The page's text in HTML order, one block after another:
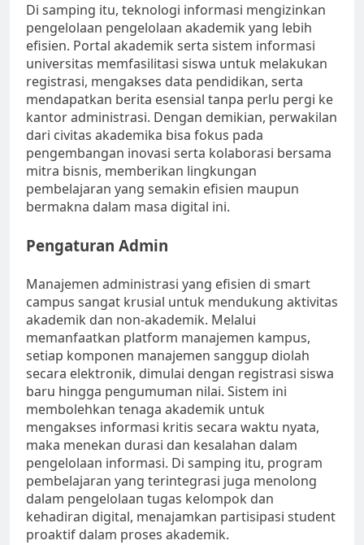
Di samping itu, teknologi informasi mengizinkan
pengelolaan pengelolaan akademik yang lebih
efisien. Portal akademik serta sistem informasi
universitas memfasilitasi siswa untuk melakukan
registrasi, mengakses data pendidikan, serta
mendapatkan berita esensial tanpa perlu pergi ke
kantor administrasi. Dengan demikian, perwakilan
dari civitas akademika bisa fokus pada
pengembangan inovasi serta kolaborasi bersama
mitra bisnis, memberikan lingkungan
pembelajaran yang semakin efisien maupun
bermakna dalam masa digital ini.
Pengaturan Admin
Manajemen administrasi yang efisien di smart
campus sangat krusial untuk mendukung aktivitas
akademik dan non-akademik. Melalui
memanfaatkan platform manajemen kampus,
setiap komponen manajemen sanggup diolah
secara elektronik, dimulai dengan registrasi siswa
baru hingga pengumuman nilai. Sistem ini
membolehkan tenaga akademik untuk
mengakses informasi kritis secara waktu nyata,
maka menekan durasi dan kesalahan dalam
pengelolaan informasi. Di samping itu, program
pembelajaran yang terintegrasi juga menolong
dalam pengelolaan tugas kelompok dan
kehadiran digital, menajamkan partisipasi student
proaktif dalam proses akademik.